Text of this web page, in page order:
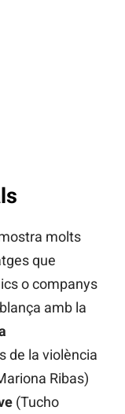
molts
que
o companys
amb la
de la violència
Ribas)
(Tucho